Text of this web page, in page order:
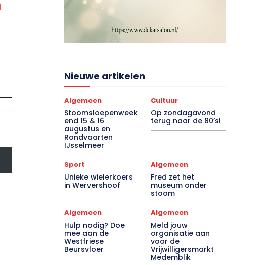
Nieuwe artikelen
Algemeen
Stoomsloepenweek
end 15 & 16
augustus en
Rondvaarten
IJsselmeer
Cultuur
Op zondagavond
terug naar de 80’s!
Sport
Unieke wielerkoers
in Wervershoof
Algemeen
Fred zet het
museum onder
stoom
Algemeen
Hulp nodig? Doe
mee aan de
Westfriese
Beursvloer
Algemeen
Meld jouw
organisatie aan
voor de
Vrijwilligersmarkt
Medemblik